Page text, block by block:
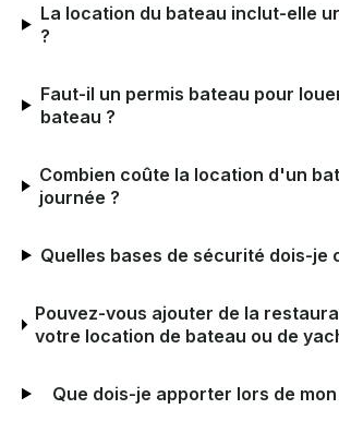
La location du bateau inclut-elle
?
Faut-il un permis bateau pour
bateau ?
Combien coûte la location d'un
journée ?
Quelles bases de sécurité dois-je
Pouvez-vous ajouter de la
votre location de bateau ou de
Que dois-je apporter lors de